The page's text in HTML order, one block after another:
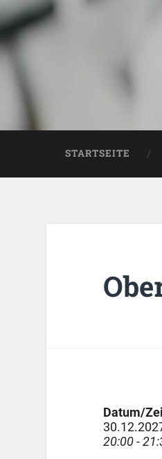
STARTSEITE
Datum/
20:00 -